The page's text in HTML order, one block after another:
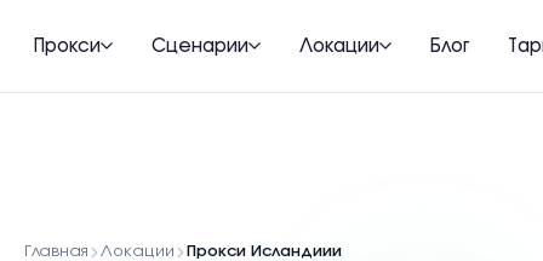
Прокси Сценарии Локации Блог
Главная Локации Прокси Исландиии